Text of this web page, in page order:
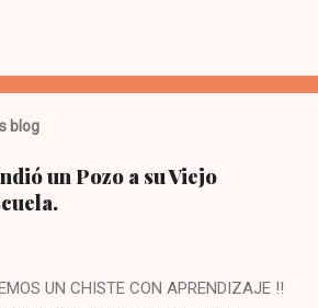
blog
un Pozo a su Viejo
UN CHISTE CON APRENDIZAJE ‼️